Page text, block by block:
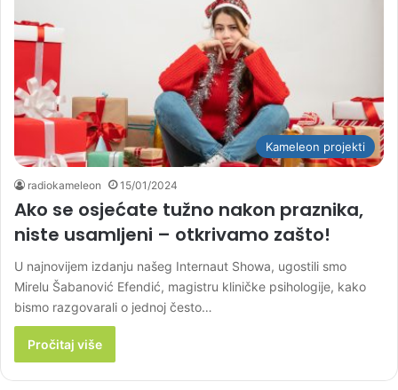
Kameleon projekti
radiokameleon 15/01/2024
Ako se osjećate tužno nakon praznika,
niste usamljeni – otkrivamo zašto!
U najnovijem izdanju našeg Internaut Showa, ugostili smo
Mirelu Šabanović Efendić, magistru kliničke psihologije, kako
bismo razgovarali o jednoj često…
Pročitaj više